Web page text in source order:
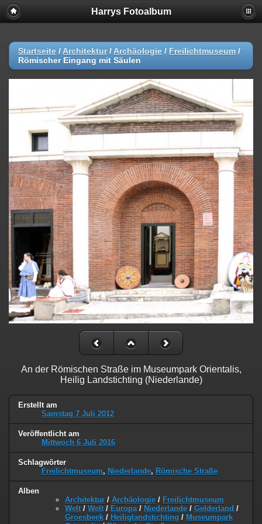
Harrys Fotoalbum
Startseite / Architektur/ Archäologie / Freilichtmuseum /
Römischer Eingang mit Säulen
An der Römischen Straße im Museumpark Orientalis,
Heilig Landstichting (Niederlande)
Erstellt am
Samstag 7 Juli 2012
Veröffentlicht am
Mittwoch 6 Juli 2016
Schlagwörter
Freilichtmuseum, Niederlande, Römische Straße
Alben
Architektur / Archäologie / Freilichtmuseum
Welt / Welt / Europa / Niederlande / Gelderland /
Groesbeek / Heiliglandstichting / Museumpark